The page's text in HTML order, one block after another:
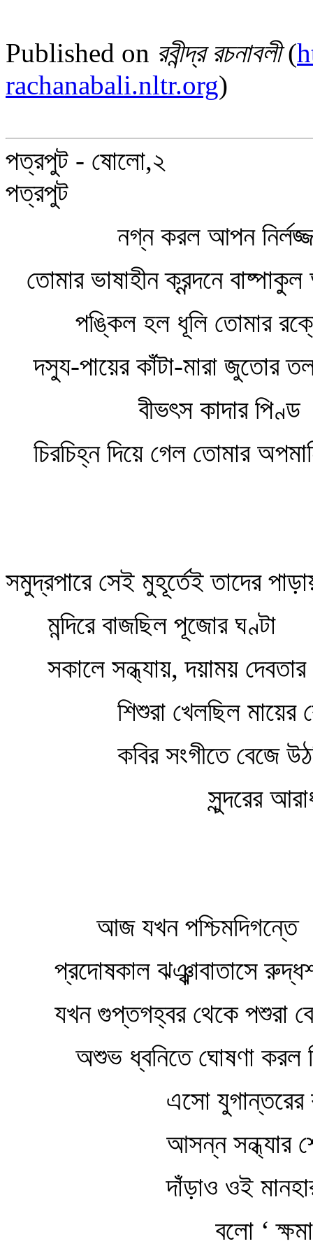
Published on রবীন্দ্র রচনাবলী(
rachanabali.nltr.org)
পত্রপুট - ষোলো,২
পত্রপুট
নগ্ন করল আপন নির্লজ্জ
তোমার ভাষাহীন ক্রন্দনে
পঙ্কিল হল ধূলি তোমার
দস্যু-পায়ের কাঁটা-মারা জুতোর
বীভৎস কাদার পিণ্ড
চিরচিহ্ন দিয়ে গেল তোমার
সমুদ্রপারে সেই মুহূর্তেই তাদের
মন্দিরে বাজছিল পূজোর ঘণ্টা
সকালে সন্ধ্যায়, দয়াময় দেবতার
শিশুরা খেলছিল মায়ের
কবির সংগীতে বেজে
সুন্দরের
আজ যখন পশ্চিমদিগন্তে
প্রদোষকাল ঝঞ্ঝাবাতাসে
যখন গুপ্তগহ্বর থেকে পশুরা
অশুভ ধ্বনিতে ঘোষণা করল
এসো যুগান্তরের
আসন্ন সন্ধ্যার শেষ
দাঁড়াও ওই মানহারা
বলো ‘ ক্ষমা